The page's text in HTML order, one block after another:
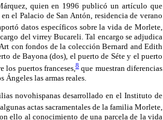
quien en 1996 publicó un artículo que
el Palacio de San Antón, residencia de verano
datos específicos sobre la vida de Morlete,
del virrey Bucareli. Tal encargo se adjudica
con fondos de la colección Bernard and Edith
de Bayona (dos), el puerto de Séte y el puerto
los puertos franceses, 8que muestran diferencias
las armas reales.
novohispanas desarrollado en el Instituto de
actas sacramentales de la familia Morlete,
ello al conocimiento de una parcela de la vida